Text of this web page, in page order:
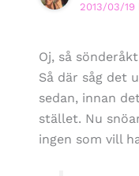
2013/03/19
Oj, så
Så där såg det
sedan, innan
stället. Nu
ingen som vill